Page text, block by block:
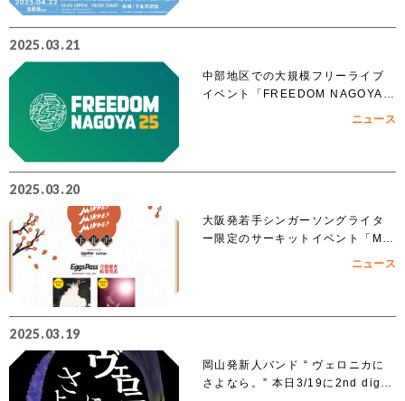
2025.03.21
中部地区での大規模フリーライブ
イベント「FREEDOM NAGOYA 2
ニュース
2025.03.20
大阪発若手シンガーソングライタ
ー限定のサーキットイベント「MIK
ニュース
2025.03.19
岡山発新人バンド “ ヴェロニカに
さよなら。” 本日3/19に2nd digit